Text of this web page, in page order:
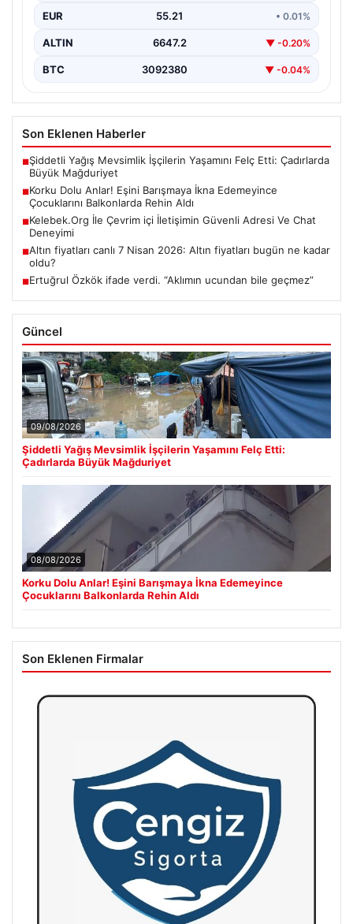
doğurabileceğinin acı…
EUR 55.21 • 0.01%
ALTIN 6647.2 ▼ -0.20%
BTC 3092380 ▼ -0.04%
Son Eklenen Haberler
■Şiddetli Yağış Mevsimlik İşçilerin Yaşamını Felç Etti: Çadırlarda
Büyük Mağduriyet
■Korku Dolu Anlar! Eşini Barışmaya İkna Edemeyince
Çocuklarını Balkonlarda Rehin Aldı
■Kelebek.Org İle Çevrim içi İletişimin Güvenli Adresi Ve Chat
Deneyimi
■Altın fiyatları canlı 7 Nisan 2026: Altın fiyatları bugün ne kadar
oldu?
■Ertuğrul Özkök ifade verdi. “Aklımın ucundan bile geçmez”
Güncel
09/08/2026
Şiddetli Yağış Mevsimlik İşçilerin Yaşamını Felç Etti:
Çadırlarda Büyük Mağduriyet
08/08/2026
Korku Dolu Anlar! Eşini Barışmaya İkna Edemeyince
Çocuklarını Balkonlarda Rehin Aldı
Son Eklenen Firmalar